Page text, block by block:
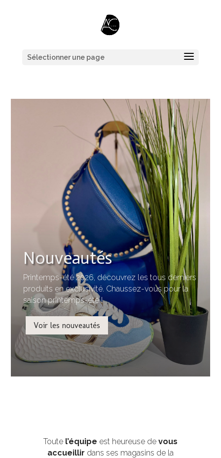
Sélectionner une page
Nouveautés
Printemps-été 2026, découvrez les tous derniers
produits en exclusivité. Chaussez-vous pour la
saison printemps-été !
Voir les nouveautés
Toute l’équipe est heureuse de vous
accueillir dans ses magasins de la